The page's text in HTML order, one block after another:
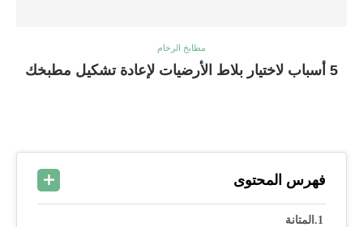
مطابخ الرخام
5 أسباب لاختيار بلاط الأرضيات لإعادة تشكيل مطبخك
فهرس المحتوى
المتانة